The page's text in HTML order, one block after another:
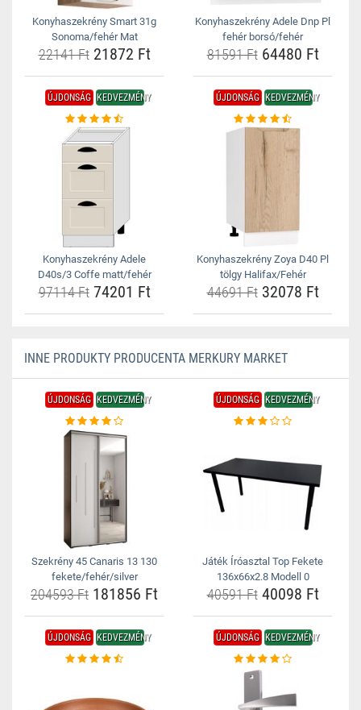
Konyhaszekrény Smart 31g
Sonoma/fehér Mat
22141 Ft21872 Ft
Konyhaszekrény Adele Dnp Pl
fehér borsó/fehér
81591 Ft64480 Ft
ÚJDONSÁG KEDVEZMÉNY
Konyhaszekrény Adele
D40s/3 Coffe matt/fehér
97114 Ft74201 Ft
ÚJDONSÁG KEDVEZMÉNY
Konyhaszekrény Zoya D40 Pl
tölgy Halifax/Fehér
44691 Ft32078 Ft
INNE PRODUKTY PRODUCENTA MERKURY MARKET
ÚJDONSÁG KEDVEZMÉNY
Szekrény 45 Canaris 13 130
fekete/fehér/silver
204593 Ft 181856 Ft
ÚJDONSÁG KEDVEZMÉNY
Játék Íróasztal Top Fekete
136x66x2.8 Modell 0
40591 Ft40098 Ft
ÚJDONSÁG KEDVEZMÉNY ÚJDONSÁG KEDVEZMÉNY